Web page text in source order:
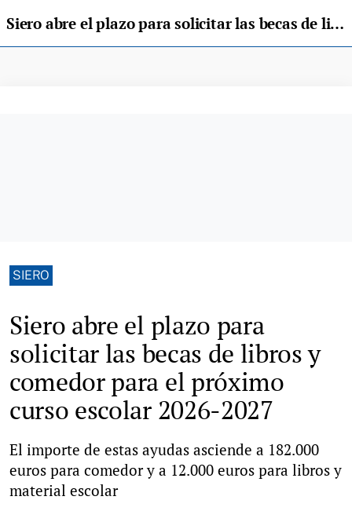
Siero abre el plazo para solicitar las becas de libros y comedor para el próximo curso escolar 2026-2027
SIERO
Siero abre el plazo para
solicitar las becas de libros y
comedor para el próximo
curso escolar 2026-2027
El importe de estas ayudas asciende a 182.000
euros para comedor y a 12.000 euros para libros y
material escolar